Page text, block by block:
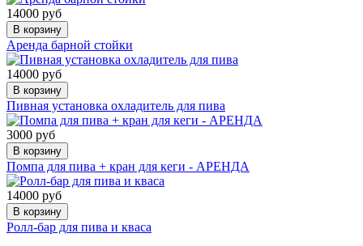
14000 руб
В корзину
Аренда барной стойки
14000 руб
В корзину
Пивная установка охладитель для пива
3000 руб
В корзину
Помпа для пива + кран для кеги - АРЕНДА
14000 руб
В корзину
Ролл-бар для пива и кваса